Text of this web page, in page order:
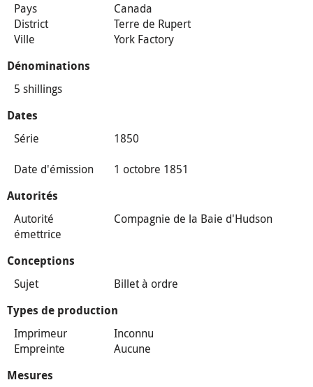
Pays
Canada
District
Terre de Rupert
Ville
York Factory
Dénominations
5 shillings
Dates
Série
1850
Date d'émission
1 octobre 1851
Autorités
Autorité
émettrice
Compagnie de la Baie d'Hudson
Conceptions
Sujet Billet à ordre
Types de production
Imprimeur
Inconnu
Empreinte
Aucune
Mesures